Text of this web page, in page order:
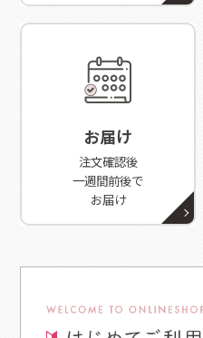
お届け
注文確認後
一週間前後で
お届け